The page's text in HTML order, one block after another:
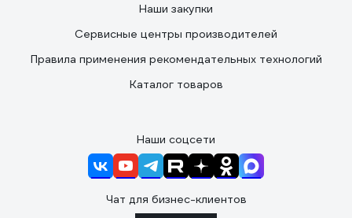
Наши закупки
Сервисные центры производителей
Правила применения рекомендательных технологий
Каталог товаров
Наши соцсети
Чат для бизнес-клиентов